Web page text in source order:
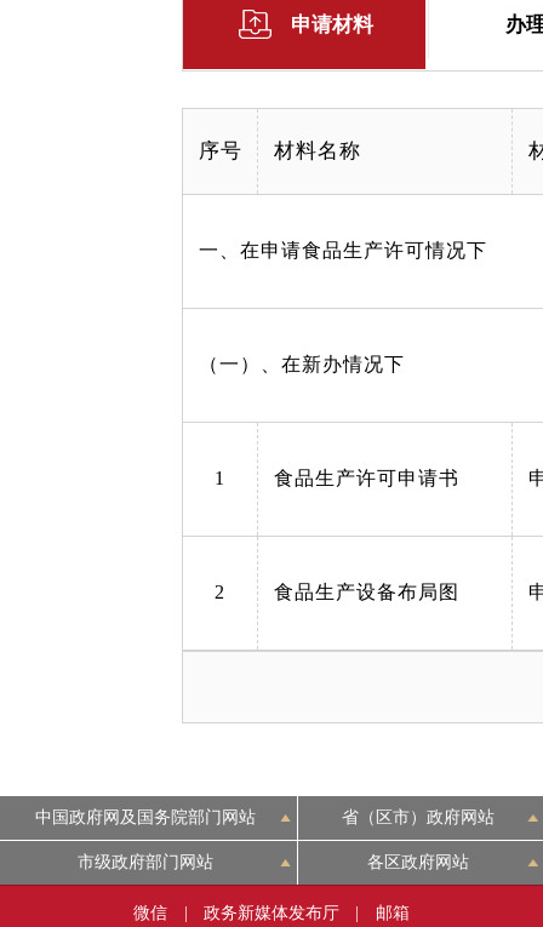
申请材料 办
序号 材料名称
一、在申请食品生产许可情况下
（一）、在新办情况下
1 食品生产许可申请书
2 食品生产设备布局图
中国政府网及国务院部门网站 省（区市）政府网站
市级政府部门网站 各区政府网站
微信 政务新媒体发布厅 邮箱